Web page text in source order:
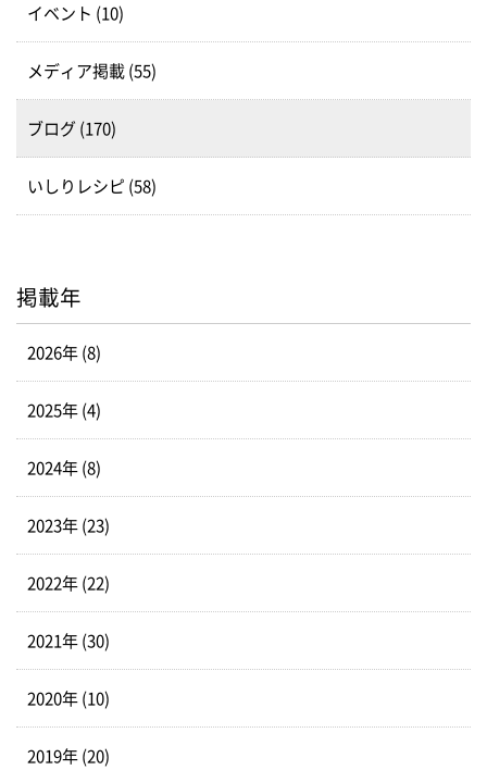
イベント (10)
メディア掲載 (55)
ブログ (170)
いしりレシピ (58)
掲載年
2026年 (8)
2025年 (4)
2024年 (8)
2023年 (23)
2022年 (22)
2021年 (30)
2020年 (10)
2019年 (20)